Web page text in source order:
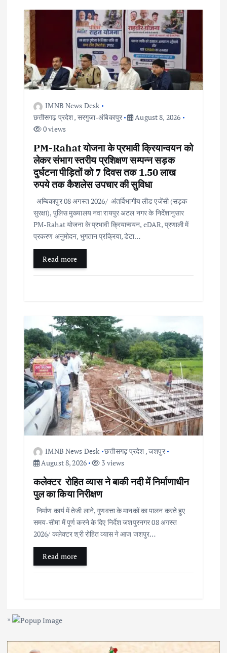
g
a
IMNB News Desk
छत्तीसगढ़ प्रदेश, सरगुजा-अंबिकापुर
August 8, 2026
0 views
PM-Rahat योजना के प्रभावी क्रियान्वयन को
लेकर संभाग स्तरीय प्रशिक्षण सम्पन्न सड़क
दुर्घटना पीड़ितों को 7 दिवस तक 1.50 लाख
रुपये तक कैशलेस उपचार की सुविधा
अम्बिकापुर 08 अगस्त 2026/ अंतर्विभागीय लीड एजेंसी (सड़क
सुरक्षा), पुलिस मुख्यालय नवा रायपुर अटल नगर के निर्देशानुसार
PM-Rahat योजना के प्रभावी क्रियान्वयन, eDAR, प्रणाली में
प्रकरण अनुमोदन, भुगतान प्रक्रिया, डेटा…
Read more
IMNB News Desk छत्तीसगढ़ प्रदेश ,जशपुर
August 8, 2026
3 views
कलेक्टर रोहित व्यास ने बाकी नदी में निर्माणाधीन
पुल का किया निरीक्षण
निर्माण कार्य में तेजी लाने, गुणवत्ता के मानकों का पालन करते हुए
समय-सीमा में पूर्ण करने के दिए निर्देश जशपुरनगर 08 अगस्त
2026/ कलेक्टर श्री रोहित व्यास ने आज जशपुर…
Read more
×